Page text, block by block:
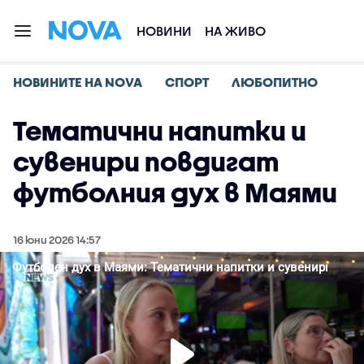
НОВИНИ НА ЖИВО
НОВИНИТЕ НА NOVA СПОРТ ЛЮБОПИТНО
Тематични напитки и
сувенири повдигат
футболния дух в Маями
16 юни 2026 14:57